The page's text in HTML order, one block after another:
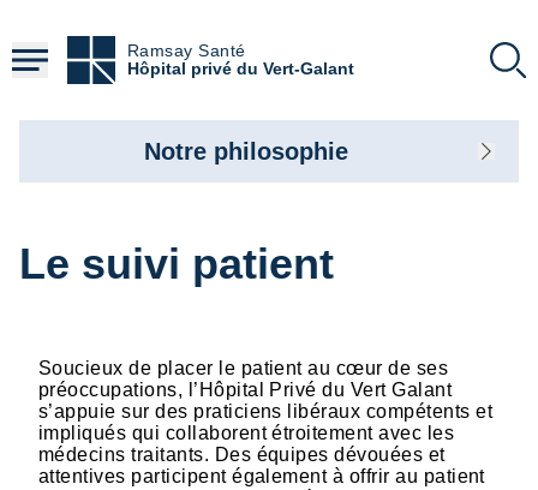
contenu
principal
Ramsay Santé
Hôpital privé du Vert-Galant
Le suivi patient
Soucieux de placer le patient au cœur de ses
préoccupations, l’Hôpital Privé du Vert Galant
s’appuie sur des praticiens libéraux compétents et
impliqués qui collaborent étroitement avec les
médecins traitants. Des équipes dévouées et
attentives participent également à offrir au patient
Notre philosophie